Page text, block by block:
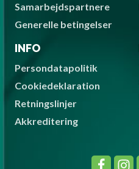
Samarbejdspartnere
Generelle betingelser
INFO
Persondatapolitik
Cookiedeklaration
Retningslinjer
Akkreditering